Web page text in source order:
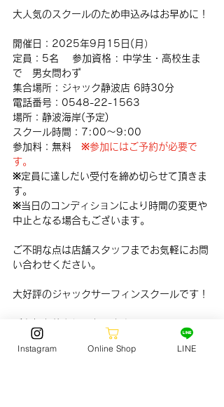
大人気のスクールのため申込みはお早めに！
開催日：2025年9月15日(月）
定員：5名 　参加資格 : 中学生・高校生ま
で　男女問わず
集合場所：ジャック静波店 6時30分
電話番号：0548-22-1563
場所：静波海岸(予定)
スクール時間：7:00〜9:00
参加料：無料 ※参加にはご予約が必要で
す。
※定員に達しだい受付を締め切らせて頂きま
す。
※当日のコンディションにより時間の変更や
中止となる場合もございます。
ご不明な点は店舗スタッフまでお気軽にお問
い合わせください。
大好評のジャックサーフィンスクールです！
SURFInstagram Online Shop LINE